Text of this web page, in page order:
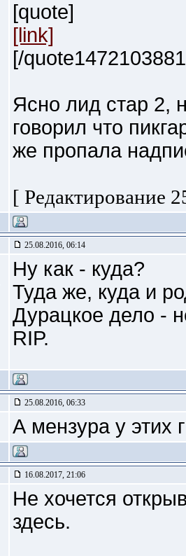
[quote]
[link]
[/
Ясно лид стар 2,
говорил что
же пропала
[ Редактирование
25.08.2016, 06:14
Ну как - куда?
Туда же, куда и
Дурацкое дело -
RIP.
25.08.2016, 06:33
А мензура у этих
16.08.2017, 21:06
Не хочется
здесь.